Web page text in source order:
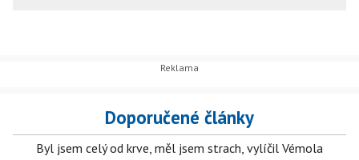
Doporučené články
Byl jsem celý od krve, měl jsem strach, vylíčil Vémola